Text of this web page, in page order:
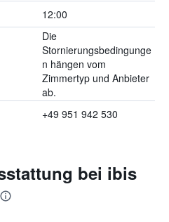
12:00
Die
Stornierungsbedingunge
n hängen vom
Zimmertyp und Anbieter
ab.
+49 951 942 530
bei ibis